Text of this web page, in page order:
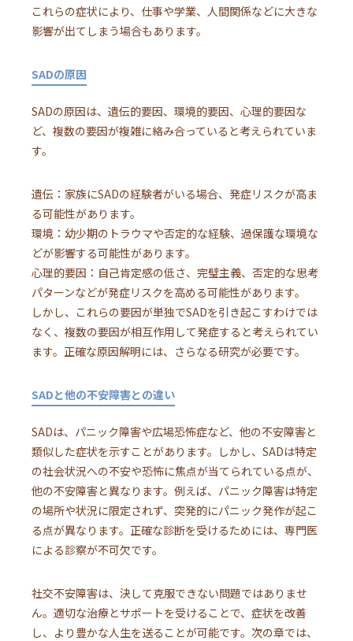
これらの症状により、仕事や学業、人間関係などに大きな
影響が出てしまう場合もあります。
SADの原因
SADの原因は、遺伝的要因、環境的要因、心理的要因な
ど、複数の要因が複雑に絡み合っていると考えられていま
す。
遺伝：家族にSADの経験者がいる場合、発症リスクが高ま
る可能性があります。
環境：幼少期のトラウマや否定的な経験、過保護な環境な
どが影響する可能性があります。
心理的要因：自己肯定感の低さ、完璧主義、否定的な思考
パターンなどが発症リスクを高める可能性があります。
しかし、これらの要因が単独でSADを引き起こすわけでは
なく、複数の要因が相互作用して発症すると考えられてい
ます。正確な原因解明には、さらなる研究が必要です。
SADと他の不安障害との違い
SADは、パニック障害や広場恐怖症など、他の不安障害と
類似した症状を示すことがあります。しかし、SADは特定
の社会状況への不安や恐怖に焦点が当てられている点が、
他の不安障害と異なります。例えば、パニック障害は特定
の場所や状況に限定されず、突発的にパニック発作が起こ
る点が異なります。正確な診断を受けるためには、専門医
による診察が不可欠です。
社交不安障害は、決して克服できない問題ではありませ
ん。適切な治療とサポートを受けることで、症状を改善
し、より豊かな人生を送ることが可能です。次の章では、